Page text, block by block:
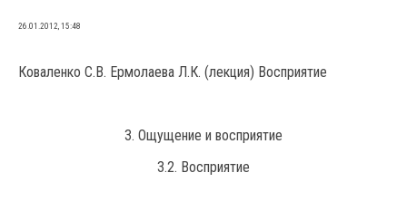
26.01.2012, 15:48
Коваленко С.В. Ермолаева Л.К. (лекция) Восприятие
3. Ощущение и восприятие
3.2. Восприятие